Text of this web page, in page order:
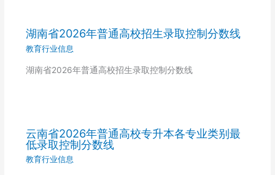
湖南省2026年普通高校招生录取控制分数线
教育行业信息
湖南省2026年普通高校招生录取控制分数线
云南省2026年普通高校专升本各专业类别最
低录取控制分数线
教育行业信息